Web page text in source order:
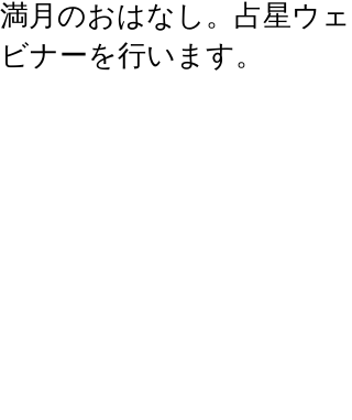
満月のおはなし。占星ウェ
ビナーを行います。